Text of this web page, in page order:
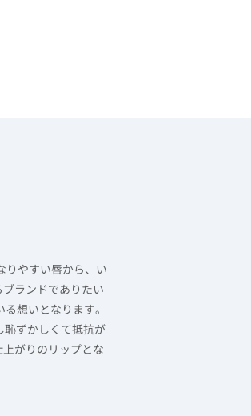
りやすい唇から、い
ランドでありたい
想いとなります。
恥ずかしくて抵抗が
がりのリップとな